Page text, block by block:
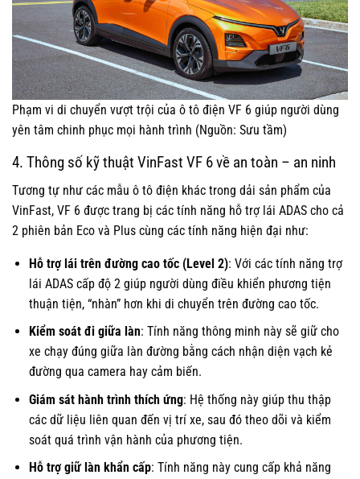
Phạm vi di chuyển vượt trội của ô tô điện VF 6 giúp người dùng
yên tâm chinh phục mọi hành trình (Nguồn: Sưu tầm)
4. Thông số kỹ thuật VinFast VF 6 về an toàn – an ninh
Tương tự như các mẫu ô tô điện khác trong dải sản phẩm của
VinFast, VF 6 được trang bị các tính năng hỗ trợ lái ADAS cho cả
2 phiên bản Eco và Plus cùng các tính năng hiện đại như:
Hỗ trợ lái trên đường cao tốc (Level 2): Với các tính năng trợ
lái ADAS cấp độ 2 giúp người dùng điều khiển phương tiện
thuận tiện, “nhàn” hơn khi di chuyển trên đường cao tốc.
Kiểm soát đi giữa làn: Tính năng thông minh này sẽ giữ cho
xe chạy đúng giữa làn đường bằng cách nhận diện vạch kẻ
đường qua camera hay cảm biến.
Giám sát hành trình thích ứng: Hệ thống này giúp thu thập
các dữ liệu liên quan đến vị trí xe, sau đó theo dõi và kiểm
soát quá trình vận hành của phương tiện.
Hỗ trợ giữ làn khẩn cấp: Tính năng này cung cấp khả năng